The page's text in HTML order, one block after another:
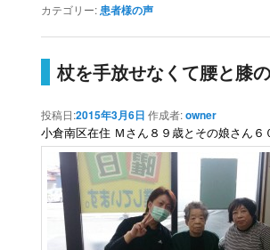
カテゴリー: 患者様の声
杖を手放せなくて腰と膝
投稿日:2015年3月6日 作成者:owner
小倉南区在住 Ｍさん８９歳とその娘さん６